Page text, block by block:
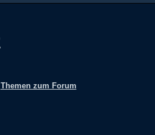
Themen zum Forum